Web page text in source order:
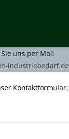
uns per Mail
industriebedarf.de
Kontaktformular: